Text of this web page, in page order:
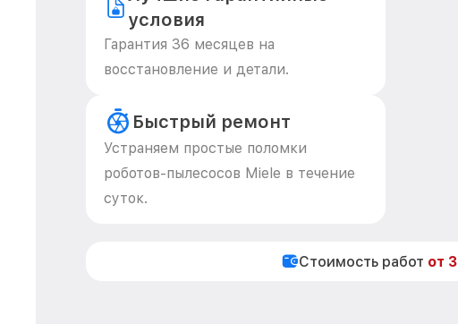
условия
Гарантия 36 месяцев на
восстановление и детали.
Быстрый ремонт
Устраняем простые поломки
роботов-пылесосов Miele в течение
суток.
Стоимость работ от